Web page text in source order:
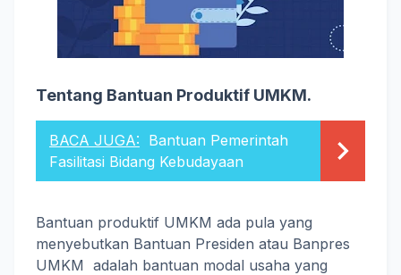
Tentang Bantuan Produktif UMKM.
BACA JUGA: Bantuan Pemerintah
Fasilitasi Bidang Kebudayaan
Bantuan produktif UMKM ada pula yang
menyebutkan Bantuan Presiden atau Banpres
UMKM adalah bantuan modal usaha yang